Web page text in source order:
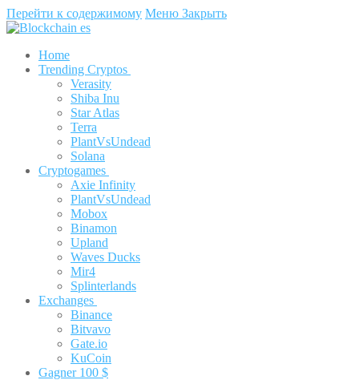
Перейти к содержимому Меню Закрыть
Home
Trending Cryptos
Verasity
Shiba Inu
Star Atlas
Terra
PlantVsUndead
Solana
Cryptogames
Axie Infinity
PlantVsUndead
Mobox
Binamon
Upland
Waves Ducks
Mir4
Splinterlands
Exchanges
Binance
Bitvavo
Gate.io
KuCoin
Gagner 100 $